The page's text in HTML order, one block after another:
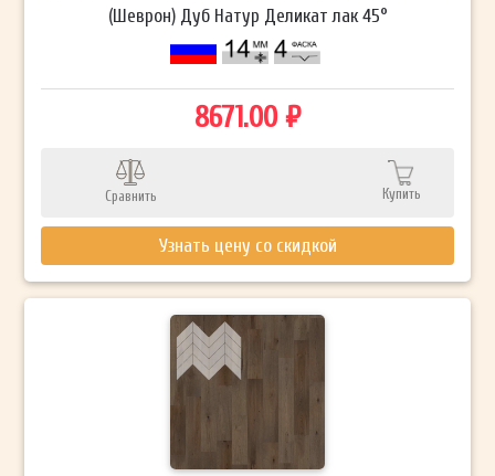
(Шеврон) Дуб Натур Деликат лак 45°
8671.00 ₽
Сравнить Купить
Узнать цену со скидкой